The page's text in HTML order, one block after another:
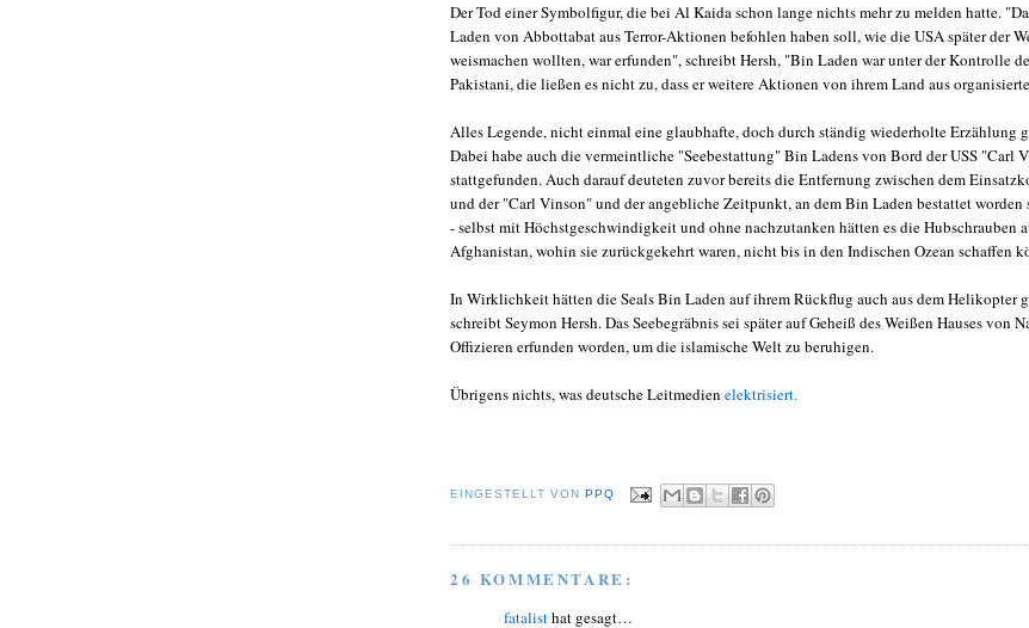
Der Tod einer Symbolfigur, die bei Al Kaida schon lange nichts mehr zu melden hatte.
Laden von Abbottabat aus Terror-Aktionen befohlen haben soll, wie die USA später der
weismachen wollten, war erfunden", schreibt Hersh, "Bin Laden war unter der Kontrolle
Pakistani, die ließen es nicht zu, dass er weitere Aktionen von ihrem Land aus
Alles Legende, nicht einmal eine glaubhafte, doch durch ständig wiederholte Erzählung
Dabei habe auch die vermeintliche "Seebestattung" Bin Ladens von Bord der USS "Carl
stattgefunden. Auch darauf deuteten zuvor bereits die Entfernung zwischen dem
und der "Carl Vinson" und der angebliche Zeitpunkt, an dem Bin Laden bestattet worden
- selbst mit Höchstgeschwindigkeit und ohne nachzutanken hätten es die Hubschrauben
Afghanistan, wohin sie zurückgekehrt waren, nicht bis in den Indischen Ozean schaffen
In Wirklichkeit hätten die Seals Bin Laden auf ihrem Rückflug auch aus dem Helikopter
schreibt Seymon Hersh. Das Seebegräbnis sei später auf Geheiß des Weißen Hauses von
Offizieren erfunden worden, um die islamische Welt zu beruhigen.
Übrigens nichts, was deutsche Leitmedien elektrisiert.
EINGESTELLT VONPPQ
26 KOMMENTARE:
fatalisthat gesagt…